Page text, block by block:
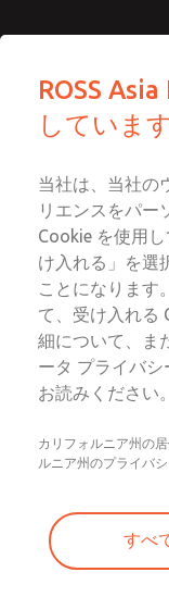
3Dモデ
当社のバルブや
ら、当社のオンラ
ができます。下の
3Dモデルは、必要
のファイルタイプ
に
ROSS
していま
当社は、当社の
リエンスをパー
Cookie を使用
け入れる」を選
ことになります
て、受け入れる
細について、ま
ータ プライバ
お読みください。
カリフォルニア州の
ルニア州のプライバ
すべ